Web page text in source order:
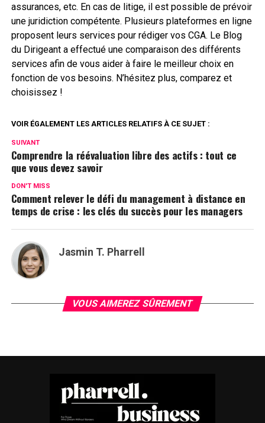
assurances, etc. En cas de litige, il est possible de prévoir
une juridiction compétente. Plusieurs plateformes en ligne
proposent leurs services pour rédiger vos CGA. Le Blog
du Dirigeant a effectué une comparaison des différents
services afin de vous aider à faire le meilleur choix en
fonction de vos besoins. N’hésitez plus, comparez et
choisissez !
VOIR ÉGALEMENT LES ARTICLES RELATIFS À CE SUJET :
SUIVANT
Comprendre la réévaluation libre des actifs : tout ce
que vous devez savoir
DON'T MISS
Comment relever le défi du management à distance en
temps de crise : les clés du succès pour les managers
Jasmin T. Pharrell
VOUS AIMEREZ SÛREMENT